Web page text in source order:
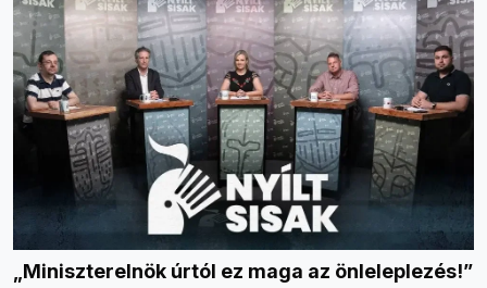
„Miniszterelnök úrtól ez maga az önleleplezés!”